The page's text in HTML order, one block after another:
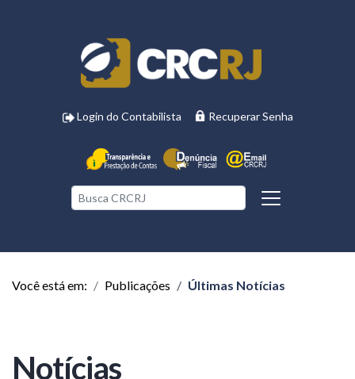
Login do Contabilista Recuperar Senha
Você está em: Publicações Últimas Notícias
Notícias